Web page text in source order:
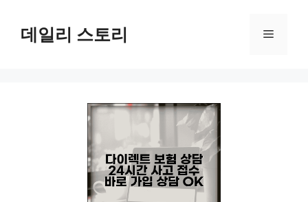
데일리 스토리 메